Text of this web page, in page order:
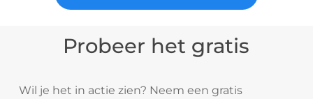
Probeer het gratis
Wil je het in actie zien? Neem een gratis